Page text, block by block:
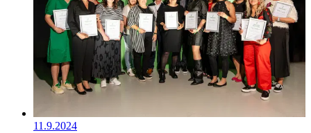
11.9.2024